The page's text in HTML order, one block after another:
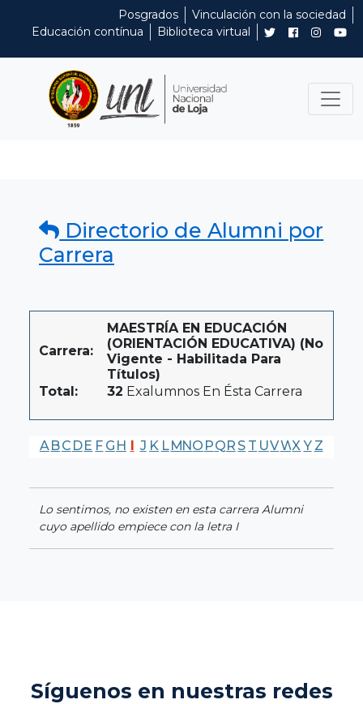
Posgrados
Vinculación con la sociedad
Educación contínua
Biblioteca virtual
Directorio de Alumni por
Carrera
Carrera:
MAESTRÍA EN EDUCACIÓN
(ORIENTACIÓN EDUCATIVA) (No
Vigente - Habilitada Para
Títulos)
Total:
32 Exalumnos En Ésta Carrera
A BC DE F G H I J K LMNO PQR S T UVWX Y Z
Lo sentimos, no existen en esta carrera Alumni
cuyo apellido empiece con la letra I
Síguenos en nuestras redes